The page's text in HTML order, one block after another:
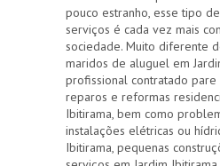
pouco estranho, esse tipo
serviços é cada vez mais
sociedade. Muito diferente
maridos de aluguel em
profissional contratado
reparos e reformas
Ibitirama, bem como
instalações elétricas ou
Ibitirama, pequenas